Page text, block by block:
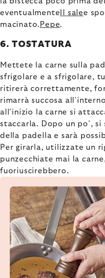
eventualmente Il salee
macinato. Pepe.
6. TOSTATURA
Mettete la carne sulla
sfrigolare e a sfrigolare,
ritirerà correttamente,
rimarrà succosa
all'inizio la carne si
staccarla. Dopo un po', si
della padella e sarà
Per girarla, utilizzate un
punzecchiate mai la
fuoriuscirebbero.